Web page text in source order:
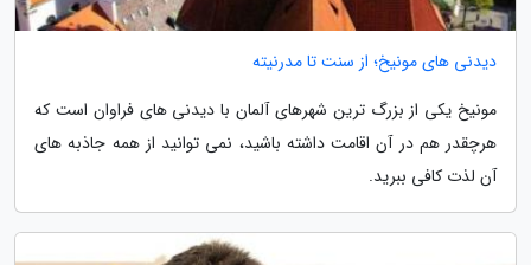
دیدنی های مونیخ؛ از سنت تا مدرنیته
مونیخ یکی از بزرگ ترین شهرهای آلمان با دیدنی های فراوان است که
هرچقدر هم در آن اقامت داشته باشید، نمی توانید از همه جاذبه های
آن لذت کافی ببرید.